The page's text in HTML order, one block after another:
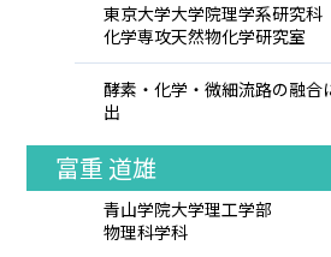
東京大学大学院理学系研究科
化学専攻天然物化学研究室
酵素・化学・微細流路の融
出
富重 道雄
青山学院大学理工学部
物理科学科